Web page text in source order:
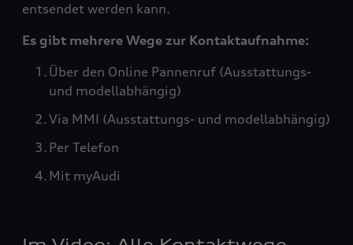
entsendet werden kann.
Es gibt mehrere Wege zur Kontaktaufnahme:
Über den Online Pannenruf (Ausstattungs-
und modellabhängig)
Via MMI (Ausstattungs- und modellabhängig)
Per Telefon
Mit myAudi